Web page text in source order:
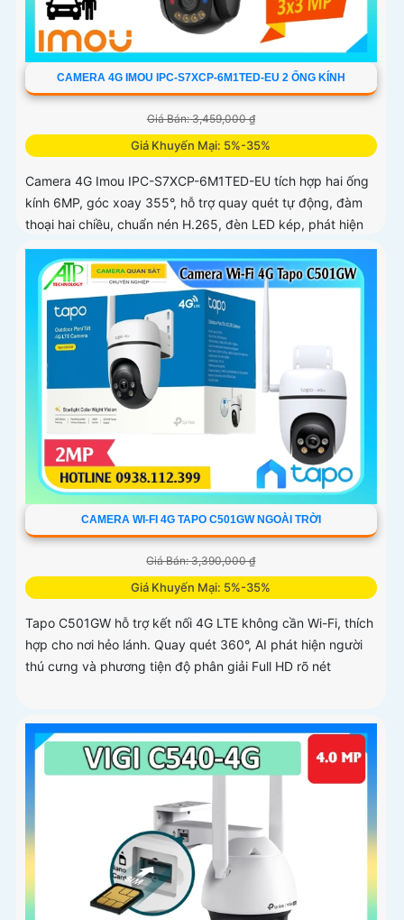
CAMERA 4G IMOU IPC-S7XCP-6M1TED-EU 2 ỐNG KÍNH
Giá Bán: 3,459,000 ₫
Giá Khuyến Mại: 5%-35%
Camera 4G Imou IPC-S7XCP-6M1TED-EU tích hợp hai ống
kính 6MP, góc xoay 355°, hỗ trợ quay quét tự động, đàm
thoại hai chiều, chuẩn nén H.265, đèn LED kép, phát hiện
thông minh IMOU SENSE, báo động còi 110dB
CAMERA WI-FI 4G TAPO C501GW NGOÀI TRỜI
Giá Bán: 3,390,000 ₫
Giá Khuyến Mại: 5%-35%
Tapo C501GW hỗ trợ kết nối 4G LTE không cần Wi-Fi, thích
hợp cho nơi hẻo lánh. Quay quét 360°, AI phát hiện người
thú cưng và phương tiện độ phân giải Full HD rõ nét